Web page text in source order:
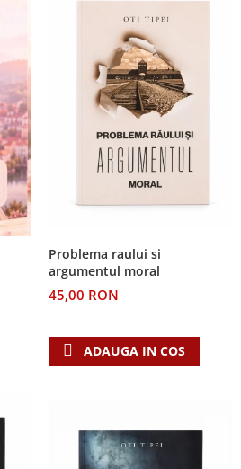
Problema raului si
argumentul moral
45,00 RON
ADAUGA IN COS